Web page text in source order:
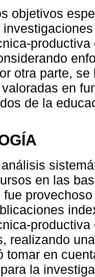
objetivos
otra parte,
en
de la
en las
realizando
tomar en
la